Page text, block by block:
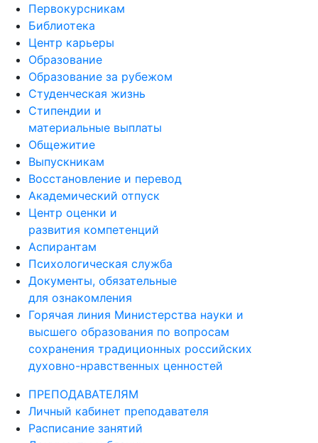
Библиотека
Центр карьеры
Образование
Образование за рубежом
Студенческая жизнь
Стипендии и
материальные выплаты
Общежитие
Выпускникам
Восстановление и перевод
Академический отпуск
Центр оценки и
развития компетенций
Аспирантам
Психологическая служба
Документы, обязательные
для ознакомления
Горячая линия Министерства науки и
высшего образования по вопросам
сохранения традиционных российских
духовно-нравственных ценностей
ПРЕПОДАВАТЕЛЯМ
Личный кабинет преподавателя
Расписание занятий
Документы и бланки